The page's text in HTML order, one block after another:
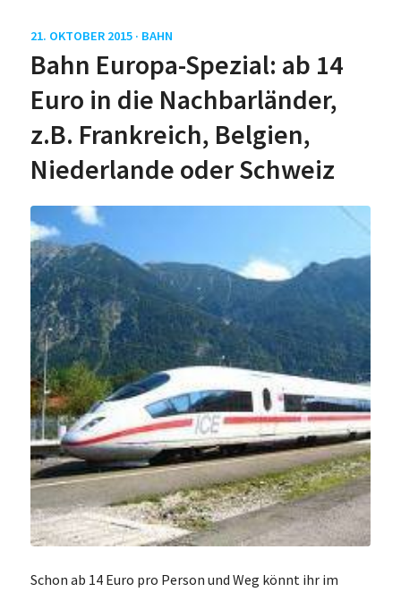
21. OKTOBER 2015 · BAHN
Bahn Europa-Spezial: ab 14
Euro in die Nachbarländer,
z.B. Frankreich, Belgien,
Niederlande oder Schweiz
Schon ab 14 Euro pro Person und Weg könnt ihr im